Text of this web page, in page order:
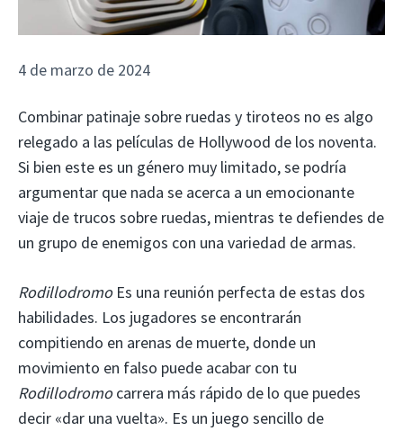
4 de marzo de 2024
Combinar patinaje sobre ruedas y tiroteos no es algo
relegado a las películas de Hollywood de los noventa.
Si bien este es un género muy limitado, se podría
argumentar que nada se acerca a un emocionante
viaje de trucos sobre ruedas, mientras te defiendes de
un grupo de enemigos con una variedad de armas.
RodillodromoEs una reunión perfecta de estas dos
habilidades. Los jugadores se encontrarán
compitiendo en arenas de muerte, donde un
movimiento en falso puede acabar con tu
Rodillodromocarrera más rápido de lo que puedes
decir «dar una vuelta». Es un juego sencillo de